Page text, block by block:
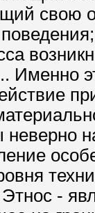
свою
Именно
-